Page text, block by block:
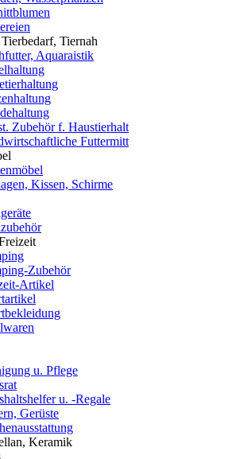
Tiernah
Aquaraistik
Zubehör f. Haustierhalt
Futtermitt
Kissen, Schirme
Zubehör
Artikel
u. Pflege
u. -Regale
Gerüste
Keramik